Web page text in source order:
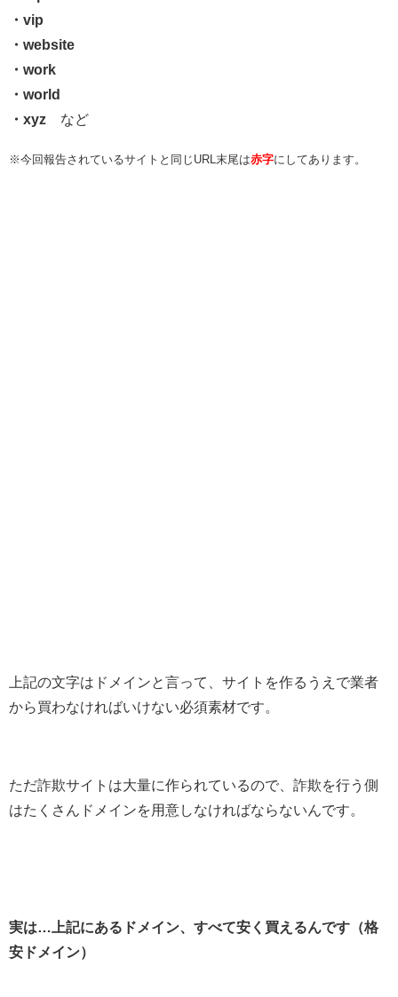
・vip
・website
・work
・world
・xyz など
※今回報告されているサイトと同じURL末尾は赤字にしてあります。
上記の文字はドメインと言って、サイトを作るうえで業者
から買わなければいけない必須素材です。
ただ詐欺サイトは大量に作られているので、詐欺を行う側
はたくさんドメインを用意しなければならないんです。
実は…上記にあるドメイン、すべて安く買えるんです（格
安ドメイン）